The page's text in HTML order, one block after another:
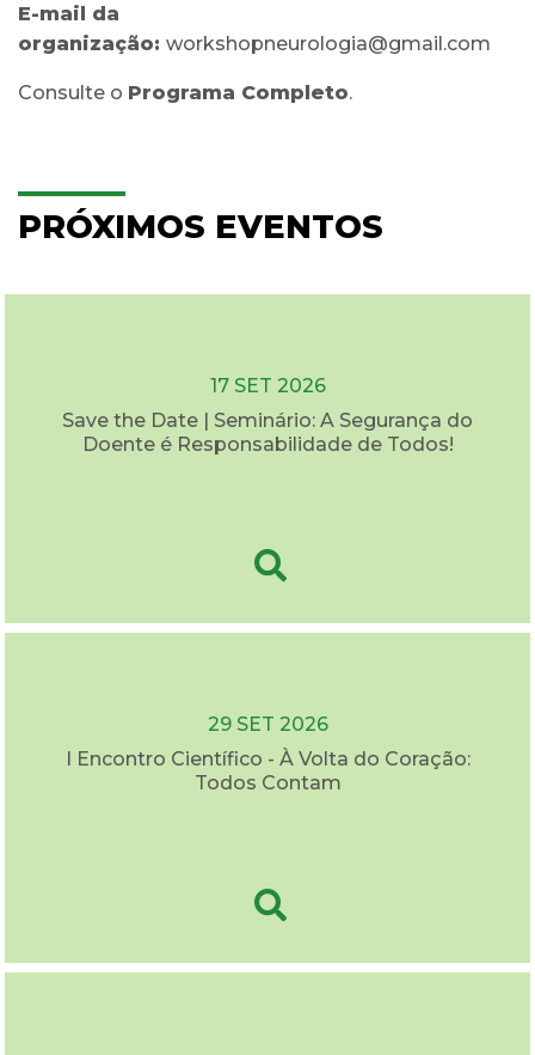
E-mail da
organização: workshopneurologia@gmail.com
Consulte o Programa Completo.
PRÓXIMOS EVENTOS
17 SET 2026
Save the Date | Seminário: A Segurança do
Doente é Responsabilidade de Todos!
29 SET 2026
I Encontro Científico - À Volta do Coração:
Todos Contam